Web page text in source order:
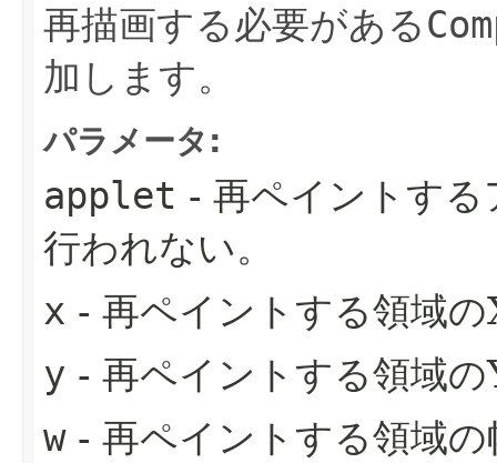
再描画する必要がある
加します。
パラメータ:
applet - 再ペイントす
行われない。
x - 再ペイントする領域の
y - 再ペイントする領域の
w- 再ペイントする領域の